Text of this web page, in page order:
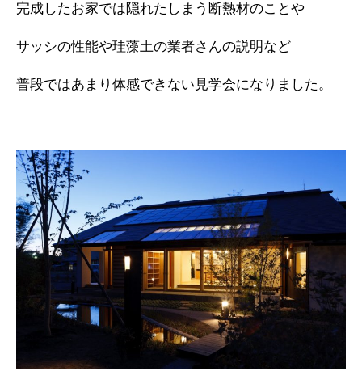
完成したお家では隠れたしまう断熱材のことや
サッシの性能や珪藻土の業者さんの説明など
普段ではあまり体感できない見学会になりました。